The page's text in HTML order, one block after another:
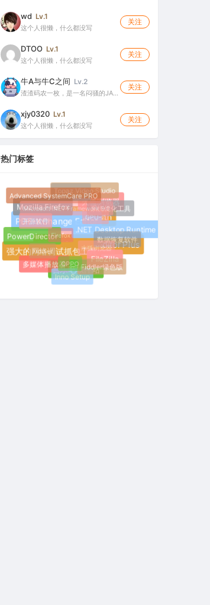
wd Lv.1
这个人很懒，什么都没写
关注
DTOO Lv.1
这个人很懒，什么都没写
关注
牛A与牛C之间 Lv.2
渣渣码农一枚，是一名闷骚的JA…
关注
xjy0320 Lv.1
这个人很懒，什么都没写
关注
热门标签
PDF-XChange Editor Plus
Google Earth
PDF-XChange Editor
强大的网络调试抓包工具
吾乐吧软件站
FileZilla
.NET Desktop Runtime
火狐浏览器
R-Studio
Mozilla Firefox
PowerDirector
多媒体播放器
Inno Setup
Fiddler绿色版
数据恢复软件
系统优化工具
Topaz Video Studio
Advanced SystemCare PRO
开源软件
Fiddler
OPPO
水狐浏览器
GPU-Z
Microsoft .NET Framework 9.0
Firefox